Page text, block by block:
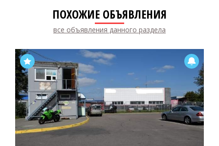
ПОХОЖИЕ ОБЪЯВЛЕНИЯ
все объявления данного раздела